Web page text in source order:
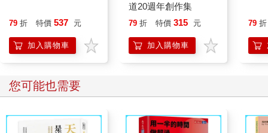
79 折 特價 537 元
加入購物車
道20週年創作集
79 折 特價 315 元
加入購物車
79 折
您可能也需要